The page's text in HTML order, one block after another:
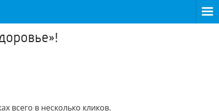
всего в несколько кликов.